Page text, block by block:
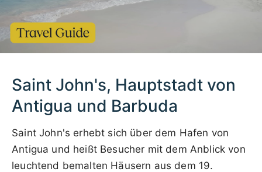
Saint John's, Hauptstadt von
Antigua und Barbuda
Saint John's erhebt sich über dem Hafen von
Antigua und heißt Besucher mit dem Anblick von
leuchtend bemalten Häusern aus dem 19.